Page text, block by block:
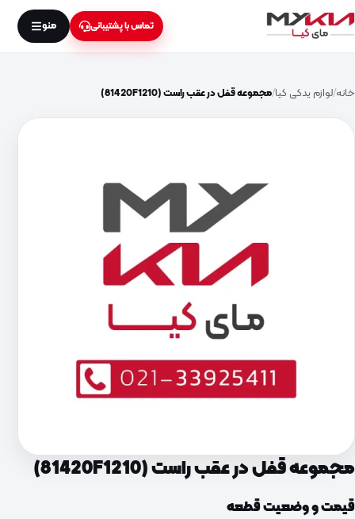
تماس با پشتیبانی منو
خانه لوازم یدکی کیا مجموعه قفل در عقب راست (81420F1210)
مجموعه قفل در عقب راست (81420F1210)
قیمت و وضعیت قطعه